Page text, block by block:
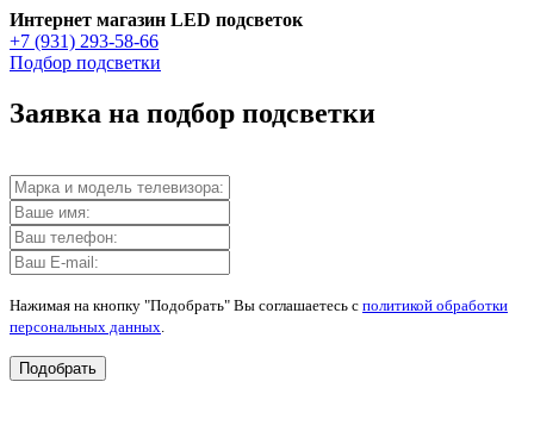
Интернет магазин LED подсветок
+7 (931) 293-58-66
Подбор подсветки
Заявка на подбор подсветки
Нажимая на кнопку "Подобрать" Вы соглашаетесь с политикой обработки
персональных данных
Подобрать